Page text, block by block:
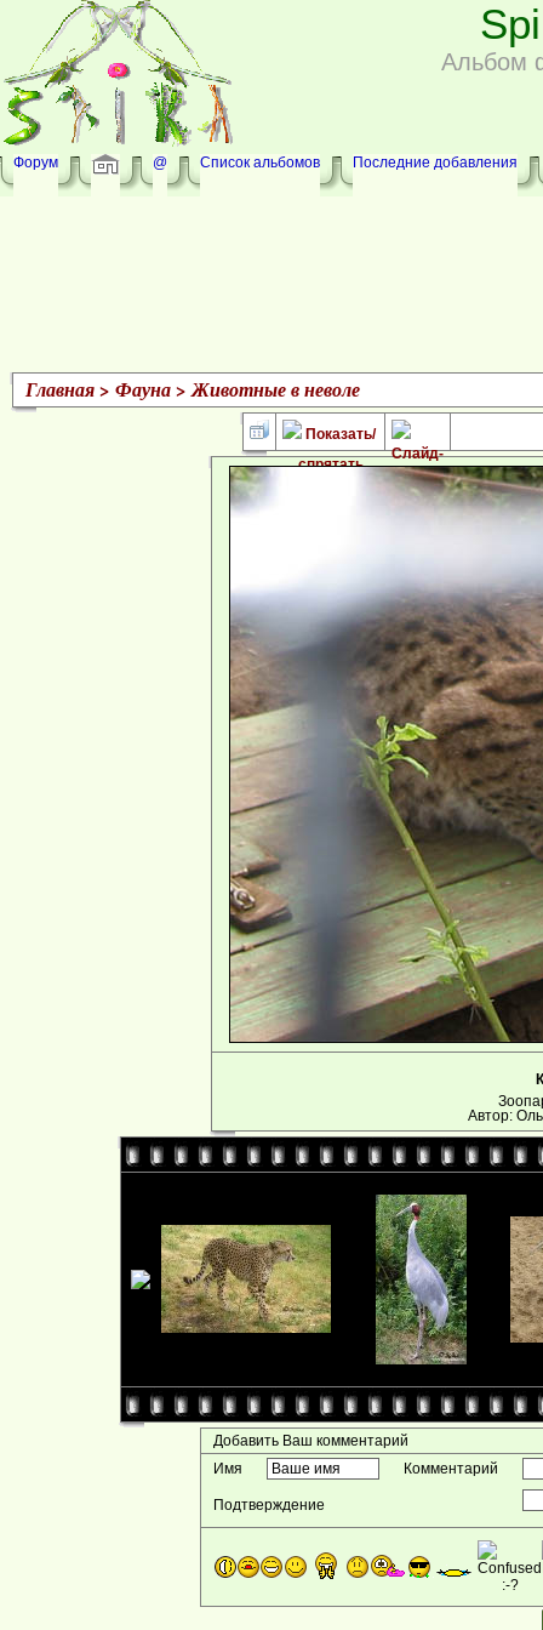
Альбом
Форум @ Список альбомов Последние добавления
Главная> Фауна>Животные в неволе
Автор:
Добавить Ваш комментарий
Имя
Комментарий
Подтверждение